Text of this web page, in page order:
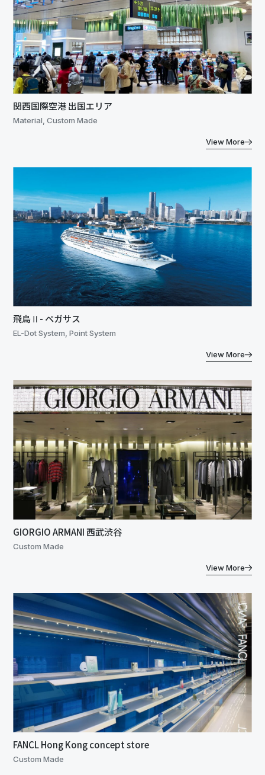
関西国際空港 出国エリア
Material, Custom Made
View More
飛鳥Ⅱ- ペガサス
EL-Dot System, Point System
View More
GIORGIO ARMANI 西武渋谷
Custom Made
View More
FANCL Hong Kong concept store
Custom Made